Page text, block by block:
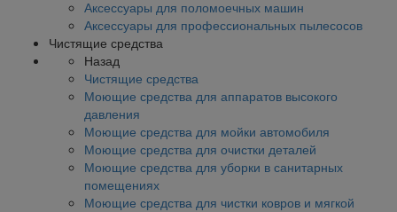
Аксессуары для поломоечных машин
Аксессуары для профессиональных пылесосов
Чистящие средства
Назад
Чистящие средства
Моющие средства для аппаратов высокого
давления
Моющие средства для мойки автомобиля
Моющие средства для очистки деталей
Моющие средства для уборки в санитарных
помещениях
Моющие средства для чистки ковров и мягкой